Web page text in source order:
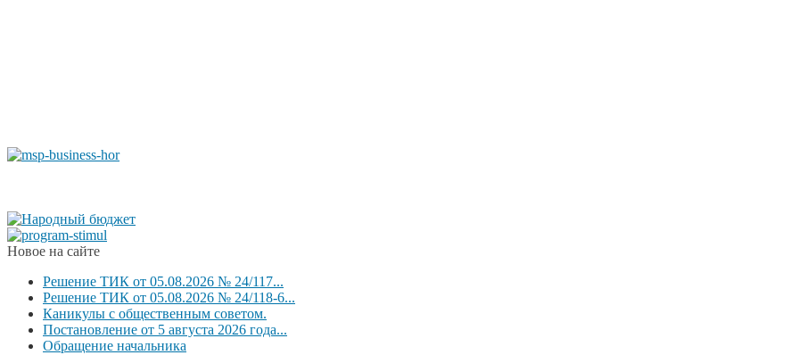
Новое на сайте
Решение ТИК от 05.08.2026 № 24/117...
Решение ТИК от 05.08.2026 № 24/118-6...
Каникулы с общественным советом.
Постановление от 5 августа 2026 года...
Обращение начальника